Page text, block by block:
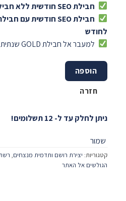
חבילת SEO חודשית ללא חבילת GOLD החל מ– ₪790
לחודש
למעבר אל חבילת GOLD שנתית –
הוספה
חזרה
ניתן לחלק עד ל- 12 תשלומים!
שמור
קטגוריות: יצירת רושם ותדמית מנצחים,
הגולשים אל האתר